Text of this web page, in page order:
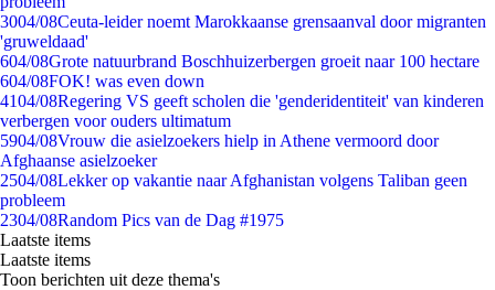
3004/08Ceuta-leider noemt Marokkaanse grensaanval door migranten
'gruweldaad'
604/08Grote natuurbrand Boschhuizerbergen groeit naar 100 hectare
604/08FOK! was even down
4104/08Regering VS geeft scholen die 'genderidentiteit' van kinderen
verbergen voor ouders ultimatum
5904/08Vrouw die asielzoekers hielp in Athene vermoord door
Afghaanse asielzoeker
2504/08Lekker op vakantie naar Afghanistan volgens Taliban geen
probleem
2304/08Random Pics van de Dag #1975
Laatste items
Laatste items
Toon berichten uit deze thema's